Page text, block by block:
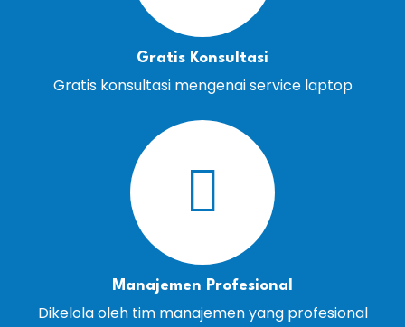
Gratis Konsultasi
Gratis konsultasi mengenai service laptop
Manajemen Profesional
Dikelola oleh tim manajemen yang profesional